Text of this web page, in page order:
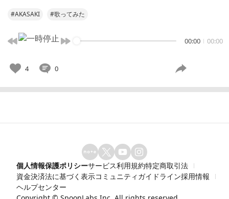
#AKASAKI #歌ってみた
00:00 00:00
4 0
個人情報保護ポリシーサービス利用規約特定商取引法
資金決済法に基づく表示コミュニティガイドライン採用情報
ヘルプセンター